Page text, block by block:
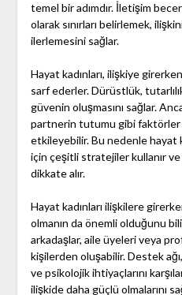
temel bir adımdır. İletişim
olarak sınırları belirlemek,
ilerlemesini sağlar.
Hayat kadınları, ilişkiye
sarf ederler. Dürüstlük,
güvenin oluşmasını sağlar.
partnerin tutumu gibi faktörler
etkileyebilir. Bu nedenle hayat
için çeşitli stratejiler kullanır
dikkate alır.
Hayat kadınları ilişkilere
olmanın da önemli olduğunu
arkadaşlar, aile üyeleri veya
kişilerden oluşabilir. Destek
ve psikolojik ihtiyaçlarını
ilişkide daha güçlü olmalarını